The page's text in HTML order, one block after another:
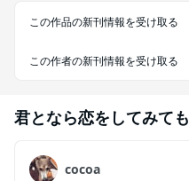
この作品の新刊情報を受け取る
この作者の新刊情報を受け取る
君となら恋をしてみても
cocoa